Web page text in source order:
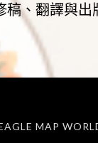
稿、翻譯與出
MAP